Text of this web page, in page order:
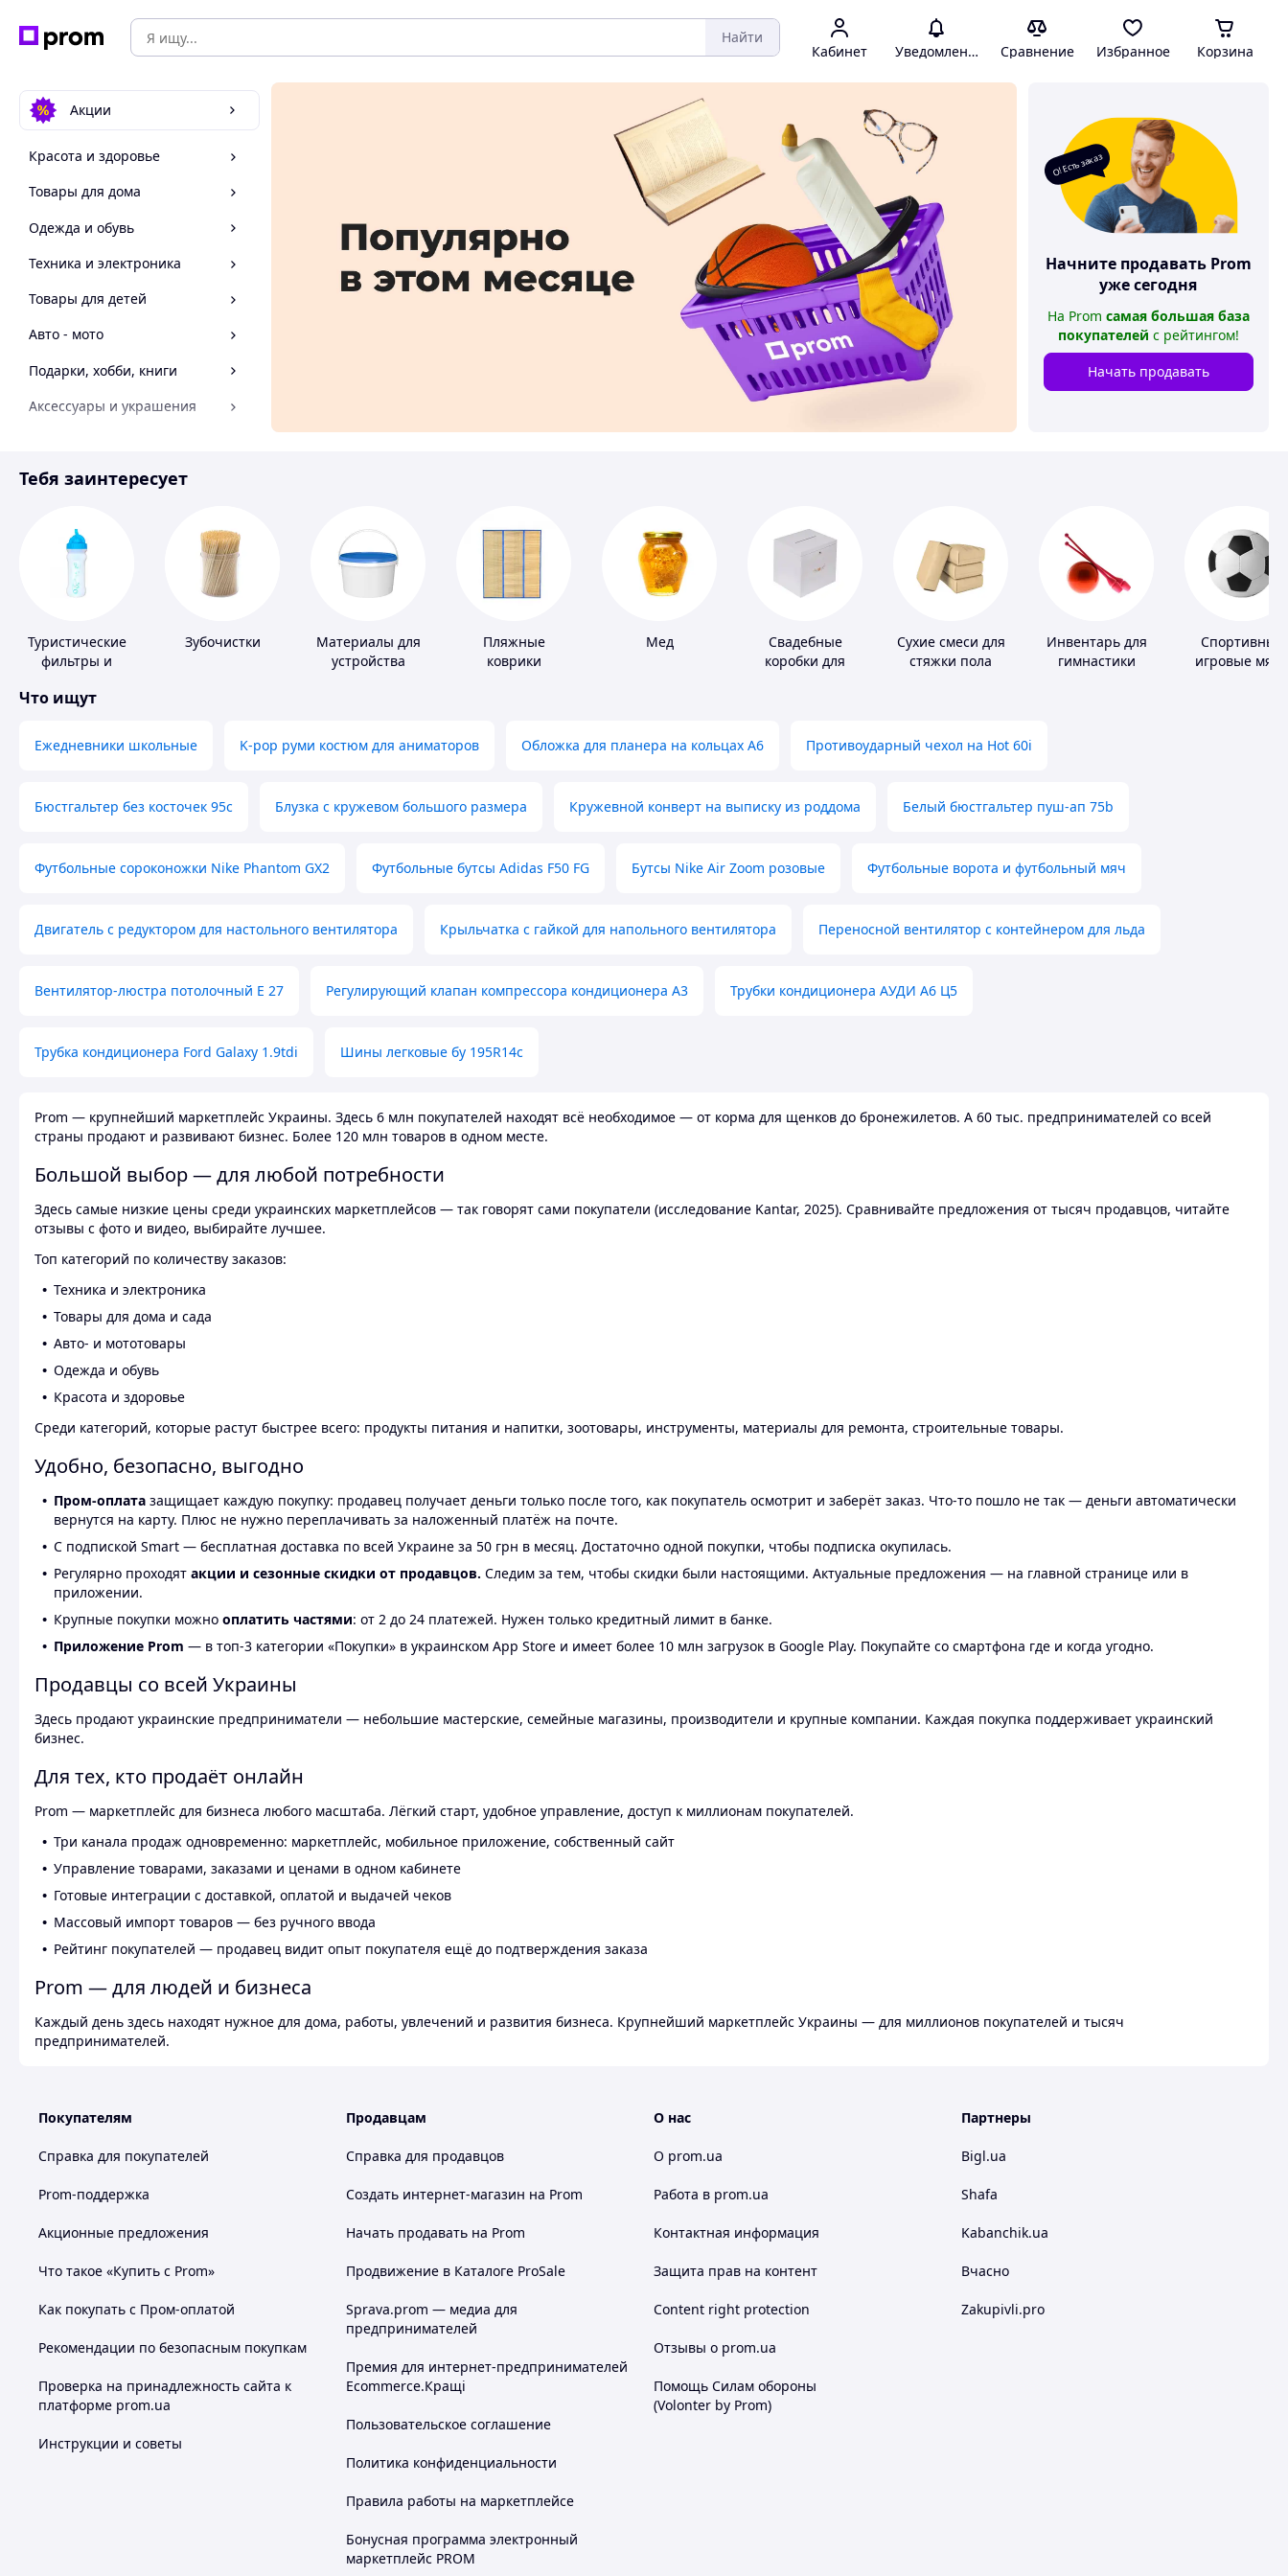
Найти
Кабинет Уведомления Сравнение Избранное Корзина
Акции
Красота и здоровье
Товары для дома
Одежда и обувь
Техника и электроника
Товары для детей
Авто - мото
Подарки, хобби, книги
Аксессуары и украшения
Спорт и отдых
О! Есть заказ
Начните продавать Prom
уже сегодня
На Prom самая большая база
покупателей с рейтингом!
Начать продавать
Тебя заинтересует
Туристические
фильтры и
питьевой воды
Зубочистки
Материалы для
устройства
Пляжные
коврики
Мед
Свадебные
коробки для
Сухие смеси для
стяжки пола
Инвентарь для
гимнастики
Спортивные
игровые
Что ищут
Ежедневники школьные K-pop руми костюм для аниматоров Обложка для планера на кольцах А6 Противоударный чехол на Hot 60i
Бюстгальтер без косточек 95с Блузка с кружевом большого размера Кружевной конверт на выписку из роддома Белый бюстгальтер пуш-ап 75b
Футбольные сороконожки Nike Phantom GX2 Футбольные бутсы Adidas F50 FG Бутсы Nike Air Zoom розовые Футбольные ворота и футбольный мяч
Двигатель с редуктором для настольного вентилятора Крыльчатка с гайкой для напольного вентилятора Переносной вентилятор с контейнером для льда
Вентилятор-люстра потолочный E 27 Регулирующий клапан компрессора кондиционера А3 Трубки кондиционера АУДИ А6 Ц5
Трубка кондиционера Ford Galaxy 1.9tdi Шины легковые бу 195R14c
Prom — крупнейший маркетплейс Украины. Здесь 6 млн покупателей находят всё необходимое — от корма для щенков до бронежилетов. А 60 тыс. предпринимателей со всей
страны продают и развивают бизнес. Более 120 млн товаров в одном месте.
Большой выбор — для любой потребности
Здесь самые низкие цены среди украинских маркетплейсов — так говорят сами покупатели (исследование Kantar, 2025). Сравнивайте предложения от тысяч продавцов, читайте
отзывы с фото и видео, выбирайте лучшее.
Топ категорий по количеству заказов:
Техника и электроника
Товары для дома и сада
Авто- и мототовары
Одежда и обувь
Красота и здоровье
Среди категорий, которые растут быстрее всего: продукты питания и напитки, зоотовары, инструменты, материалы для ремонта, строительные товары.
Удобно, безопасно, выгодно
Пром-оплата защищает каждую покупку: продавец получает деньги только после того, как покупатель осмотрит и заберёт заказ. Что-то пошло не так — деньги автоматически
вернутся на карту. Плюс не нужно переплачивать за наложенный платёж на почте.
С подпиской Smart — бесплатная доставка по всей Украине за 50 грн в месяц. Достаточно одной покупки, чтобы подписка окупилась.
Регулярно проходят акции и сезонные скидки от продавцов. Следим за тем, чтобы скидки были настоящими. Актуальные предложения — на главной странице или в
приложении.
Крупные покупки можно оплатить частями: от 2 до 24 платежей. Нужен только кредитный лимит в банке.
Приложение Prom — в топ-3 категории «Покупки» в украинском App Store и имеет более 10 млн загрузок в Google Play. Покупайте со смартфона где и когда угодно.
Продавцы со всей Украины
Здесь продают украинские предприниматели — небольшие мастерские, семейные магазины, производители и крупные компании. Каждая покупка поддерживает украинский
бизнес.
Для тех, кто продаёт онлайн
Prom — маркетплейс для бизнеса любого масштаба. Лёгкий старт, удобное управление, доступ к миллионам покупателей.
Три канала продаж одновременно: маркетплейс, мобильное приложение, собственный сайт
Управление товарами, заказами и ценами в одном кабинете
Готовые интеграции с доставкой, оплатой и выдачей чеков
Массовый импорт товаров — без ручного ввода
Рейтинг покупателей — продавец видит опыт покупателя ещё до подтверждения заказа
Prom — для людей и бизнеса
Каждый день здесь находят нужное для дома, работы, увлечений и развития бизнеса. Крупнейший маркетплейс Украины — для миллионов покупателей и тысяч
предпринимателей.
Покупателям
Справка для покупателей
Prom-поддержка
Акционные предложения
Что такое «Купить с Prom»
Как покупать с Пром-оплатой
Рекомендации по безопасным покупкам
Проверка на принадлежность сайта к
платформе prom.ua
Инструкции и советы
Продавцам
Справка для продавцов
Создать интернет-магазин на Prom
Начать продавать на Prom
Продвижение в Каталоге ProSale
Sprava.prom — медиа для
предпринимателей
Премия для интернет-предпринимателей
Ecommerce.Кращі
Пользовательское соглашение
Политика конфиденциальности
Правила работы на маркетплейсе
Бонусная программа электронный
маркетплейс PROM
О нас
О prom.ua
Работа в prom.ua
Контактная информация
Защита прав на контент
Content right protection
Отзывы о prom.ua
Помощь Силам обороны
(Volonter by Prom)
Партнеры
Bigl.ua
Shafa
Kabanchik.ua
Вчасно
Zakupivli.pro